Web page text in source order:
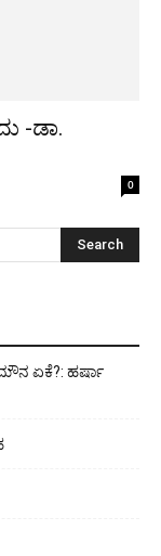
-ಡಾ.
0
ಏಕೆ?: ಹರ್ಷಾ